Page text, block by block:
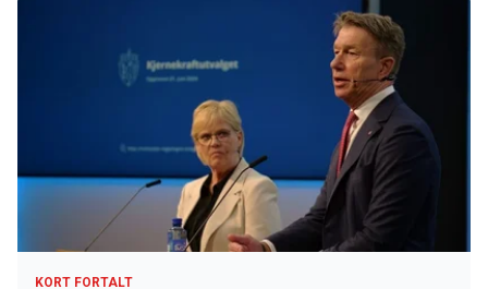
KORT FORTALT